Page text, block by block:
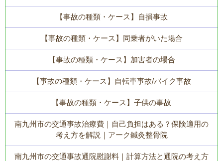
【事故の種類・ケース】自損事故
【事故の種類・ケース】同乗者がいた場合
【事故の種類・ケース】加害者の場合
【事故の種類・ケース】自転車事故/バイク事故
【事故の種類・ケース】子供の事故
南九州市の交通事故治療費｜自己負担はある？保険適用の
考え方を解説｜アーク鍼灸整骨院
南九州市の交通事故通院慰謝料｜計算方法と通院の考え方